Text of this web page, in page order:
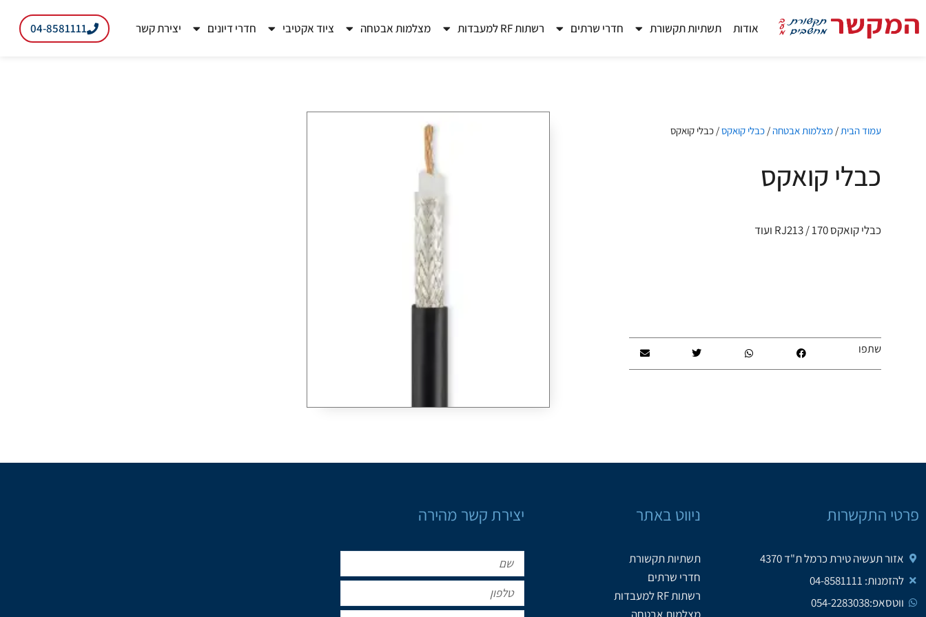
לתוכן
אודות תשתיות תקשורת חדרי שרתים רשתות RF למעבדות מצלמות אבטחה ציוד אקטיבי חדרי דיונים יצירת קשר 04-8581111
עמוד הבית/ מצלמות אבטחה/ כבלי קואקס/ כבלי קואקס
כבלי קואקס
כבלי קואקס RJ213 / 170 ועוד
שתפו
פרטי התקשרות
אזור תעשיה טירת כרמל ת"ד 4370
להזמנות: 04-8581111
ווטסאפ:054-2283038
ניווט באתר
תשתיות תקשורת
חדרי שרתים
רשתות RF למעבדות
מצלמות אבטחה
יצירת קשר מהירה
שם
טלפון